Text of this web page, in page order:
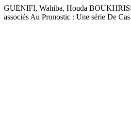
GUENIFI, Wahiba, Houda
associés Au Pronostic : Une série De